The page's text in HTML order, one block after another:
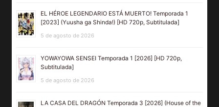
EL HÉROE LEGENDARIO ESTÁ MUERTO! Temporada 1
[2023] (Yuusha ga Shinda!) [HD 720p, Subtitulada]
5 de agosto de 2026
YOWAYOWA SENSEI Temporada 1 [2026] [HD 720p,
Subtitulada]
5 de agosto de 2026
LA CASA DEL DRAGÓN Temporada 3 [2026] (House of the